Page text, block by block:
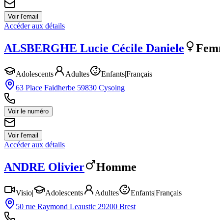
Voir l'email
Accéder aux détails
ALSBERGHE Lucie Cécile Daniele
Adolescents Adultes Enfants|Français
63 Place Faidherbe 59830 Cysoing
Voir le numéro
Voir l'email
Accéder aux détails
ANDRE Olivier Homme
Visio| Adolescents Adultes Enfants|Français
50 rue Raymond Leaustic 29200 Brest